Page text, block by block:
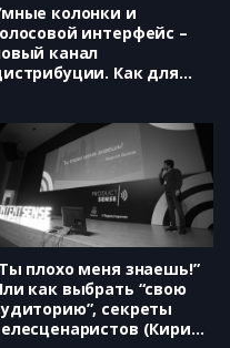
колонки и
интерфейс –
канал
Как для
Бондаренко)
плохо меня знаешь!”
как выбрать “свою
секреты
(Кирилл